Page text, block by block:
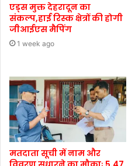
एड्स मुक्त देहरादून का
संकल्प,हाई रिस्क क्षेत्रों की होगी
जीआईएस मैपिंग
1 week ago
मतदाता सूची में नाम और